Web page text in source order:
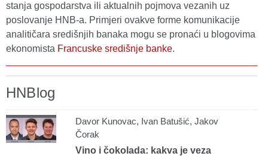
stanja gospodarstva ili aktualnih pojmova vezanih uz
poslovanje HNB-a. Primjeri ovakve forme komunikacije
analitičara središnjih banaka mogu se pronaći u blogovima
ekonomista Francuske središnje banke.
HNBlog
Davor Kunovac, Ivan Batušić, Jakov
Čorak
Vino i čokolada: kakva je veza